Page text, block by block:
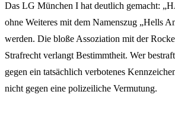
Das LG München I hat deutlich gemacht:
ohne Weiteres mit dem Namenszug „Hells
werden. Die bloße Assoziation mit der
Strafrecht verlangt Bestimmtheit. Wer
gegen ein tatsächlich verbotenes
nicht gegen eine polizeiliche Vermutung.